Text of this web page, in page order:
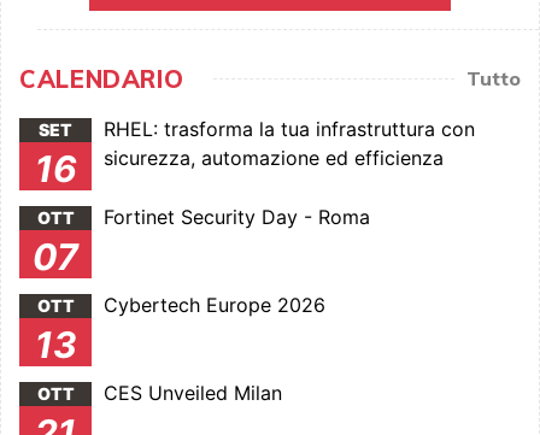
CALENDARIO Tutto
SET
16
RHEL: trasforma la tua infrastruttura con
sicurezza, automazione ed efficienza
OTT
07
Fortinet Security Day - Roma
OTT
13
Cybertech Europe 2026
OTT CES Unveiled Milan